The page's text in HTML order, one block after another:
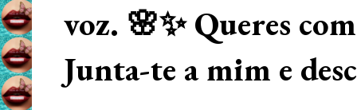
voz. 🌸✨ Queres
Junta-te a mim e